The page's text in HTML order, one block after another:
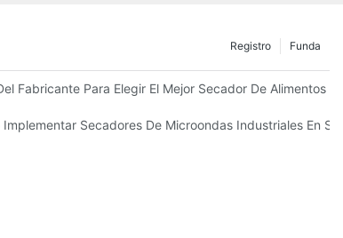
Funda
Registro
Fabricante Para Elegir El Mejor Secador De Alimentos
Implementar Secadores De Microondas Industriales En Su